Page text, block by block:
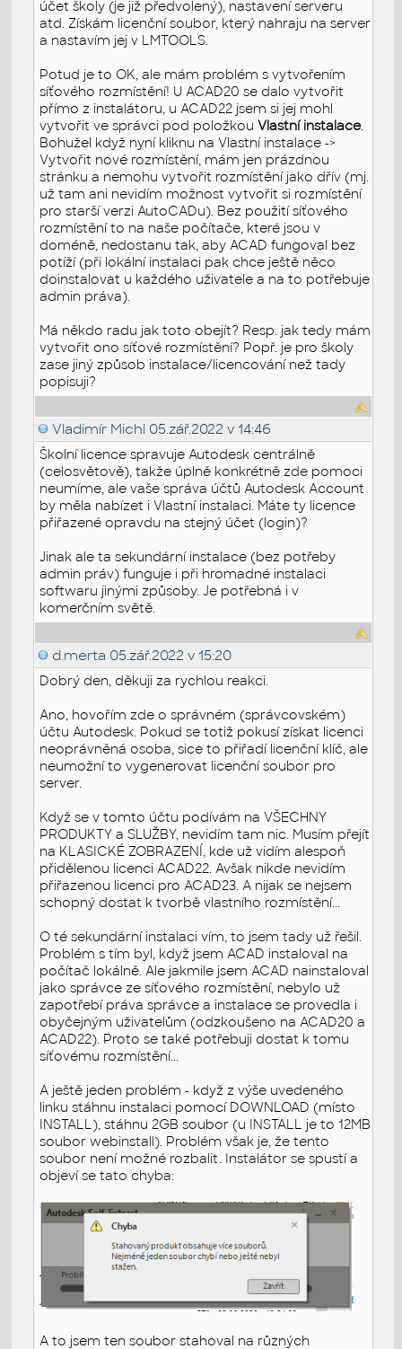
účet školy (je již předvolený), nastavení serveru
atd. Získám licenční soubor, který nahraju na server
a nastavím jej v LMTOOLS.
Potud je to OK, ale mám problém s vytvořením
síťového rozmístění! U ACAD20 se dalo vytvořit
přímo z instalátoru, u ACAD22 jsem si jej mohl
vytvořit ve správci pod položkouVlastní instalace.
Bohužel když nyní kliknu na Vlastní instalace ->
Vytvořit nové rozmístění, mám jen prázdnou
stránku a nemohu vytvořit rozmístění jako dřív (mj.
už tam ani nevidím možnost vytvořit si rozmístění
pro starší verzi AutoCADu). Bez použití síťového
rozmístění to na naše počítače, které jsou v
doméně, nedostanu tak, aby ACAD fungoval bez
potíží (při lokální instalaci pak chce ještě něco
doinstalovat u každého uživatele a na to potřebuje
admin práva).
Má někdo radu jak toto obejít? Resp. jak tedy mám
vytvořit ono síťové rozmístění? Popř. je pro školy
zase jiný způsob instalace/licencování než tady
popisuji?
Vladimír Michl 05.zář.2022 v 14:46
Školní licence spravuje Autodesk centrálně
(celosvětově), takže úplně konkrétně zde pomoci
neumíme, ale vaše správa účtů Autodesk Account
by měla nabízet i Vlastní instalaci. Máte ty licence
přiřazené opravdu na stejný účet (login)?
Jinak ale ta sekundární instalace (bez potřeby
admin práv) funguje i při hromadné instalaci
softwaru jinými způsoby. Je potřebná i v
komerčním světě.
d.merta 05.zář.2022 v 15:20
Dobrý den, děkuji za rychlou reakci.
Ano, hovořím zde o správném (správcovském)
účtu Autodesk. Pokud se totiž pokusí získat licenci
neoprávněná osoba, sice to přiřadí licenční klíč, ale
neumožní to vygenerovat licenční soubor pro
server.
Když se v tomto účtu podívám na VŠECHNY
PRODUKTY a SLUŽBY, nevidím tam nic. Musím přejít
na KLASICKÉ ZOBRAZENÍ, kde už vidím alespoň
přidělenou licenci ACAD22. Avšak nikde nevidím
přiřazenou licenci pro ACAD23. A nijak se nejsem
schopný dostat k tvorbě vlastního rozmístění...
O té sekundární instalaci vím, to jsem tady už řešil.
Problém s tím byl, když jsem ACAD instaloval na
počítač lokálně. Ale jakmile jsem ACAD nainstaloval
jako správce ze síťového rozmístění, nebylo už
zapotřebí práva správce a instalace se provedla i
obyčejným uživatelům (odzkoušeno na ACAD20 a
ACAD22). Proto se také potřebuji dostat k tomu
síťovému rozmístění...
A ještě jeden problém - když z výše uvedeného
linku stáhnu instalaci pomocí DOWNLOAD (místo
INSTALL), stáhnu 2GB soubor (u INSTALL je to 12MB
soubor webinstall). Problém však je, že tento
soubor není možné rozbalit. Instalátor se spustí a
objeví se tato chyba:
A to jsem ten soubor stahoval na různých